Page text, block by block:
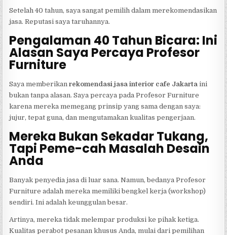
Setelah 40 tahun, saya sangat pemilih dalam merekomendasikan
jasa. Reputasi saya taruhannya.
Pengalaman 40 Tahun Bicara: Ini
Alasan Saya Percaya Profesor
Furniture
Saya memberikanrekomendasi jasa interior cafe Jakarta ini
bukan tanpa alasan. Saya percaya pada Profesor Furniture
karena mereka memegang prinsip yang sama dengan saya:
jujur, tepat guna, dan mengutamakan kualitas pengerjaan.
Mereka Bukan Sekadar Tukang,
Tapi Peme-cah Masalah Desain
Anda
Banyak penyedia jasa di luar sana. Namun, bedanya Profesor
Furniture adalah mereka memiliki bengkel kerja (workshop)
sendiri. Ini adalah keunggulan besar.
Artinya, mereka tidak melempar produksi ke pihak ketiga.
Kualitas perabot pesanan khusus Anda, mulai dari pemilihan